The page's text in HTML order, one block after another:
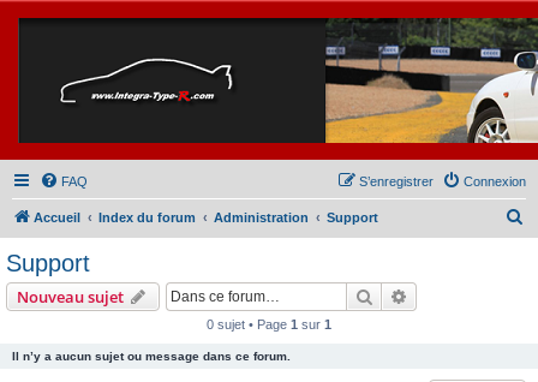
FAQ Connexion
S’enregistrer
Accueil Index du forum Administration Support
Support
Nouveau sujet Rechercher
0 sujet • Page 1 sur 1
Il n’y a aucun sujet ou message dans ce forum.